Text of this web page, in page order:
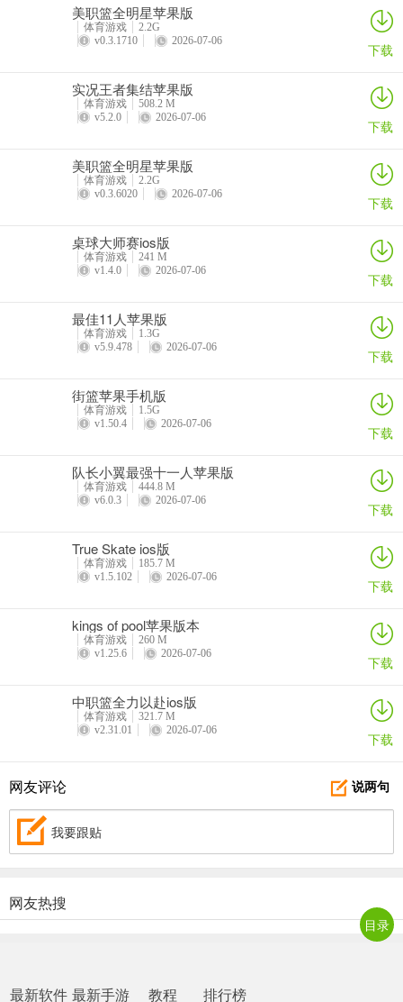
- 女忍者Rouge潜入赛道！
美职篮全明星苹果版
体育游戏
2.2G
v0.3.1710
2026-07-06 下载
实况王者集结苹果版
体育游戏
508.2 M
v5.2.0
2026-07-06 下载
美职篮全明星苹果版
体育游戏
2.2G
v0.3.6020
2026-07-06 下载
桌球大师赛ios版
体育游戏
241 M
v1.4.0
2026-07-06 下载
最佳11人苹果版
体育游戏
1.3G
v5.9.478
2026-07-06 下载
街篮苹果手机版
体育游戏
1.5G
v1.50.4
2026-07-06 下载
队长小翼最强十一人苹果版
体育游戏
444.8 M
v6.0.3
2026-07-06 下载
True Skate ios版
体育游戏
185.7 M
v1.5.102
2026-07-06 下载
kings of pool苹果版本
体育游戏
260 M
v1.25.6
2026-07-06 下载
中职篮全力以赴ios版
体育游戏
321.7 M
v2.31.01
2026-07-06 下载
说两句
网友评论
我要跟贴
网友热搜
最新软件 最新手游 教程 排行榜
目录